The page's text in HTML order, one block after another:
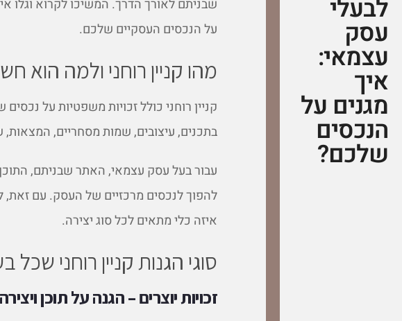
לבעלי
עסק
עצמאי:
איך
מגנים על
הנכסים
שלכם?
שבניתם לאורך הדרך. המשיכו לקרוא וגלו
על הנכסים העסקיים שלכם.
מהו קניין רוחני ולמה הוא
קניין רוחני כולל זכויות משפטיות על
בתכנים, עיצובים, שמות מסחריים, המצאות,
עבור בעל עסק עצמאי, האתר שבניתם,
להפוך לנכסים מרכזיים של העסק. עם
איזה כלי מתאים לכל סוג יצירה.
סוגי הגנות קניין רוחני
זכויות יוצרים – הגנה על תוכן ויצירה